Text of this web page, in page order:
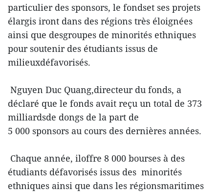
particulier des sponsors, le fondset ses projets
élargis iront dans des régions très éloignées
ainsi que desgroupes de minorités ethniques
pour soutenir des étudiants issus de
milieuxdéfavorisés.
Nguyen Duc Quang,directeur du fonds, a
déclaré que le fonds avait reçu un total de 373
milliardsde dongs de la part de
5 000 sponsors au cours des dernières années.
Chaque année, iloffre 8 000 bourses à des
étudiants défavorisés issus des minorités
ethniques ainsi que dans les régionsmaritimes